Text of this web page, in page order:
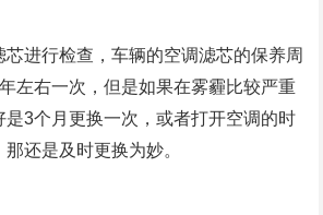
进行检查，车辆的空调滤芯的保养周
左右一次，但是如果在雾霾比较严重
是3个月更换一次，或者打开空调的时
还是及时更换为妙。